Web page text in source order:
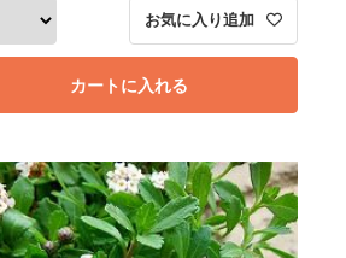
カートに入れる
お気に入り追加